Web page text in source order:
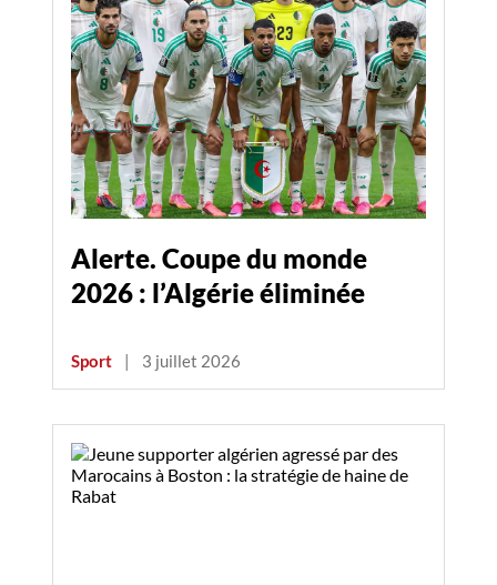
Alerte. Coupe du monde
2026 : l’Algérie éliminée
Sport | 3 juillet 2026